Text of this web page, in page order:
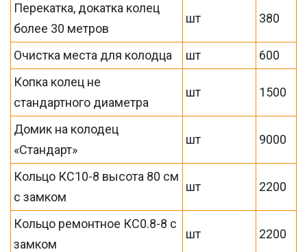
Перекатка, докатка колец
более 30 метров
шт 380
Очистка места для колодца шт
600
Копка колец не
стандартного диаметра
шт 1500
Домик на колодец
«Стандарт»
шт 9000
Кольцо КС10-8 высота 80 см
с замком
шт 2200
Кольцо ремонтное КС0.8-8 с
замком
шт 2200